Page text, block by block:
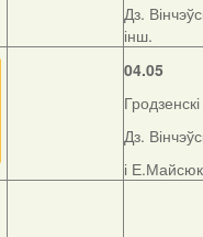
Дз.
інш.
04.05
Дз.
і Е.Майсюк